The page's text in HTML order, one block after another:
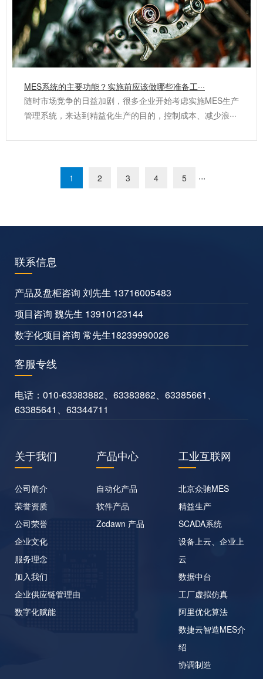
MES系统的主要功能？实施前应该做哪些准备工···
随时市场竞争的日益加剧，很多企业开始考虑实施MES生产
管理系统，来达到精益化生产的目的，控制成本、减少浪···
1 2 3 4 5 ···
联系信息
产品及盘柜咨询 刘先生 13716005483
项目咨询 魏先生 13910123144
数字化项目咨询 常先生18239990026
客服专线
电话： 010-63383882、 63383862、 63385661 、
63385641 、 63344711
关于我们
公司简介
荣誉资质
公司荣誉
企业文化
服务理念
加入我们
企业供应链管理由
数字化赋能
产品中心
自动化产品
软件产品
Zcdawn 产品
工业互联网
北京众驰MES
精益生产
SCADA系统
设备上云、企业上
云
数据中台
工厂虚拟仿真
阿里优化算法
数捷云智造MES介
绍
协调制造